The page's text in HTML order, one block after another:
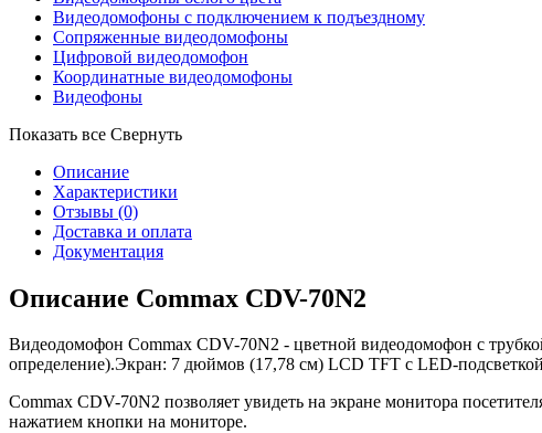
Видеодомофоны с подключением к подъездному
Сопряженные видеодомофоны
Цифровой видеодомофон
Координатные видеодомофоны
Видеофоны
Показать все Свернуть
Описание
Характеристики
Отзывы (0)
Доставка и оплата
Документация
Описание Commax CDV-70N2
Видеодомофон Commax CDV-70N2 - цветной видеодомофон с
определение).Экран: 7 дюймов (17,78 см) LCD TFT с LED-
Commax CDV-70N2 позволяет увидеть на экране монитора
нажатием кнопки на мониторе.